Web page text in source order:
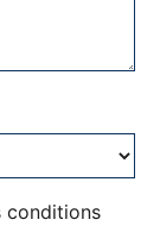
conditions